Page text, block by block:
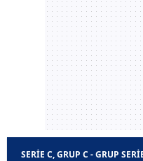
SERIE C, GRUP C - GRUP